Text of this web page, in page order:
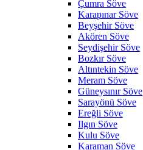
Çumra Söve
Karapınar Söve
Beyşehir Söve
Akören Söve
Seydişehir Söve
Bozkır Söve
Altıntekin Söve
Meram Söve
Güneysınır Söve
Sarayönü Söve
Ereğli Söve
Ilgın Söve
Kulu Söve
Karaman Söve